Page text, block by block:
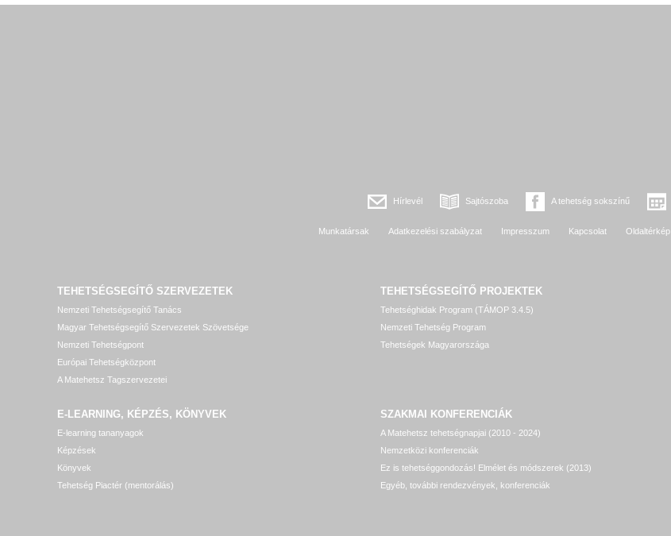
Hírlevél Sajtószoba A tehetség sokszínű
Munkatársak Adatkezelési szabályzat Impresszum Kapcsolat Oldaltérkép
TEHETSÉGSEGÍTŐ SZERVEZETEK
Nemzeti Tehetségsegítő Tanács
Magyar Tehetségsegítő Szervezetek Szövetsége
Nemzeti Tehetségpont
Európai Tehetségközpont
A Matehetsz Tagszervezetei
TEHETSÉGSEGÍTŐ PROJEKTEK
Tehetséghidak Program (TÁMOP 3.4.5)
Nemzeti Tehetség Program
Tehetségek Magyarországa
E-LEARNING, KÉPZÉS, KÖNYVEK
E-learning tananyagok
Képzések
Könyvek
Tehetség Piactér (mentorálás)
SZAKMAI KONFERENCIÁK
A Matehetsz tehetségnapjai (2010 - 2024)
Nemzetközi konferenciák
Ez is tehetséggondozás! Elmélet és módszerek (2013)
Egyéb, további rendezvények, konferenciák